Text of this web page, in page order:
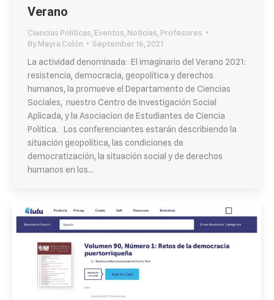
Verano
Ciencias Políticas Eventos Noticias Profesores
ByMayra Colón
September 16, 2021
La actividad denominada: El imaginario del Verano 2021:
resistencia, democracia, geopolítica y derechos
humanos, la promueve el Departamento de Ciencias
Sociales, nuestro Centro de Investigación Social
Aplicada, y la Asociacion de Estudiantes de Ciencia
Política. Los conferenciantes estarán describiendo la
situación geopolítica, las condiciones de
democratización, la situación social y de derechos
humanos en los…